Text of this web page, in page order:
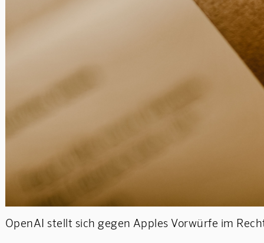
OpenAI stellt sich gegen Apples Vorwürfe im